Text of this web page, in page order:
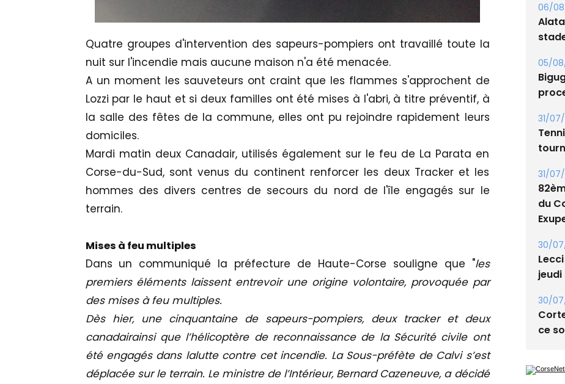
Quatre groupes d'intervention des sapeurs-pompiers ont travaillé toute la
nuit sur l'incendie mais aucune maison n'a été menacée.
A un moment les sauveteurs ont craint que les flammes s'approchent de
Lozzi par le haut et si deux familles ont été mises à l'abri, à titre préventif, à
la salle des fêtes de la commune, elles ont pu rejoindre rapidement leurs
domiciles.
Mardi matin deux Canadair, utilisés également sur le feu de La Parata en
Corse-du-Sud, sont venus du continent renforcer les deux Tracker et les
hommes des divers centres de secours du nord de l'île engagés sur le
terrain.
Mises à feu multiples
Dans un communiqué la préfecture de Haute-Corse souligne que "les
premiers éléments laissent entrevoir une origine volontaire, provoquée par
des mises à feu multiples.
Dès hier, une cinquantaine de sapeurs-pompiers, deux tracker et deux
canadairainsi que l’hélicoptère de reconnaissance de la Sécurité civile ont
été engagés dans lalutte contre cet incendie. La Sous-préfète de Calvi s’est
déplacée sur le terrain. Le ministre de l’Intérieur, Bernard Cazeneuve, a décidé
06/
05/
31/
31/
du
30/
jeudi
30/
ce